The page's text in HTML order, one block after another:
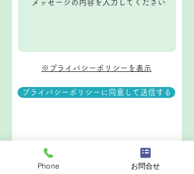
​※プライバシーポリシーを表示
プライバシーポリシーに同意して送信する
Phone お問合せ